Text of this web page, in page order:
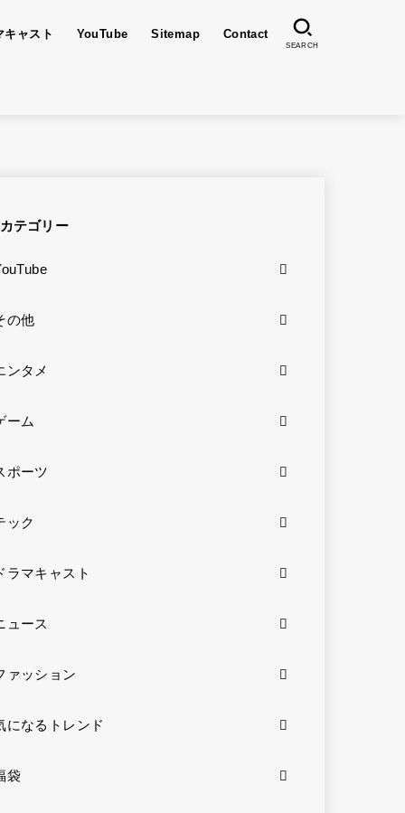
キャスト YouTube Sitemap Contact
SEARCH
カテゴリー
の他
ンタメ
ーム
ポーツ
ック
ラマキャスト
ュース
ァッション
になるトレンド
袋